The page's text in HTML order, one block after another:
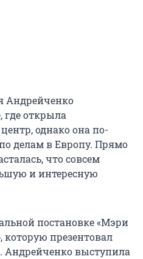
Андрейченко
где открыла
однако она по-
делам в Европу. Прямо
что совсем
и интересную
постановке «Мэри
которую презентовал
Андрейченко выступила